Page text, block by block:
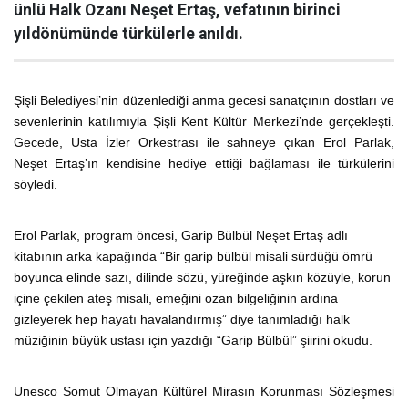
ünlü Halk Ozanı Neşet Ertaş, vefatının birinci
yıldönümünde türkülerle anıldı.
Şişli Belediyesi’nin düzenlediği anma gecesi sanatçının dostları ve
sevenlerinin katılımıyla Şişli Kent Kültür Merkezi’nde gerçekleşti.
Gecede, Usta İzler Orkestrası ile sahneye çıkan Erol Parlak,
Neşet Ertaş’ın kendisine hediye ettiği bağlaması ile türkülerini
söyledi.
Erol Parlak, program öncesi, Garip Bülbül Neşet Ertaş adlı
kitabının arka kapağında “Bir garip bülbül misali sürdüğü ömrü
boyunca elinde sazı, dilinde sözü, yüreğinde aşkın közüyle, korun
içine çekilen ateş misali, emeğini ozan bilgeliğinin ardına
gizleyerek hep hayatı havalandırmış” diye tanımladığı halk
müziğinin büyük ustası için yazdığı “Garip Bülbül” şiirini okudu.
Unesco Somut Olmayan Kültürel Mirasın Korunması Sözleşmesi